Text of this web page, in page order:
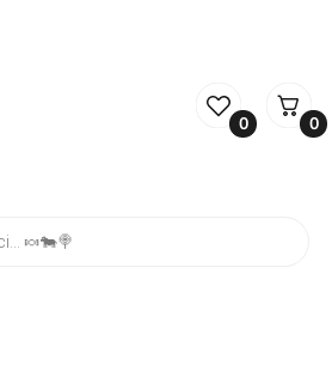
0 0